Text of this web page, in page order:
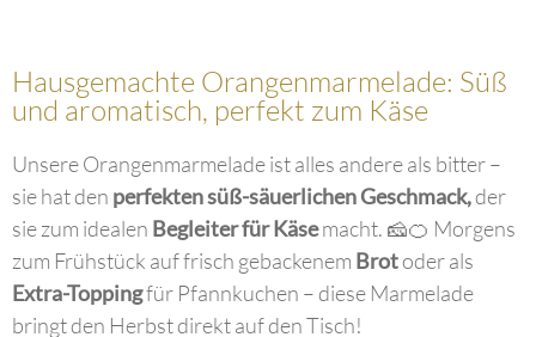
Hausgemachte Orangenmarmelade: Süß
und aromatisch, perfekt zum Käse
Unsere Orangenmarmelade ist alles andere als bitter –
sie hat den perfekten süß-säuerlichen Geschmack,der
sie zum idealen Begleiter für Käsemacht. 🧀🍊 Morgens
zum Frühstück auf frisch gebackenem Brotoder als
Extra-Toppingfür Pfannkuchen – diese Marmelade
bringt den Herbst direkt auf den Tisch!